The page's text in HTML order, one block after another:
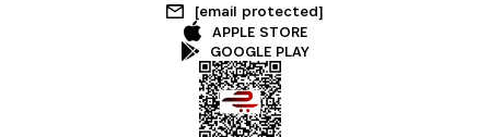
[email protected]
APPLE STORE
GOOGLE PLAY